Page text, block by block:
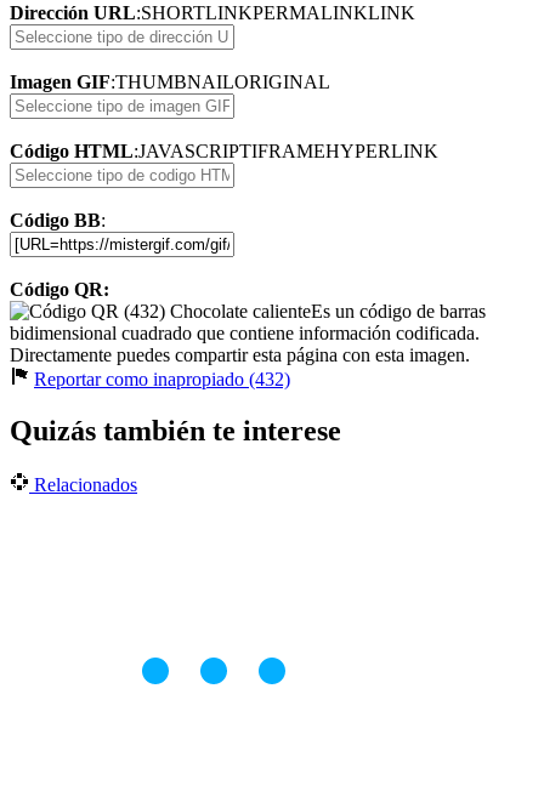
Dirección URL:SHORTLINKPERMALINKLINK
Imagen GIF:THUMBNAILORIGINAL
Código HTML:JAVASCRIPTIFRAMEHYPERLINK
Código BB:
Código QR:
Es un código de barras
bidimensional cuadrado que contiene información codificada.
Directamente puedes compartir esta página con esta imagen.
Reportar como inapropiado (432)
Quizás también te interese
Relacionados